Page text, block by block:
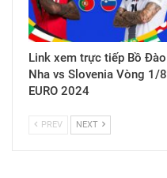
Link xem trực tiếp Bồ Đào
Nha vs Slovenia Vòng 1/8
EURO 2024
PREV NEXT